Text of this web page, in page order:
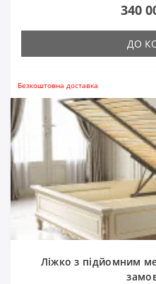
340
ДО
Безкоштовна доставка
Ліжко з підйомним